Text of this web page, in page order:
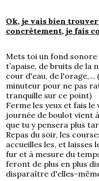
Ok, je vais bien
concrètement, je fais
Mets toi un fond sonore
t’apaise, de bruits de la
cour d'eau, de l'orage,...
minuteur pour ne pas
tranquille sur ce point)
Ferme les yeux et fais
journée de boulot vient
que tu y pensera plus
Repas du soir, les
accueilles les, et laisses
fur et à mesure du
feront de plus en plus
disparaître d'elles-